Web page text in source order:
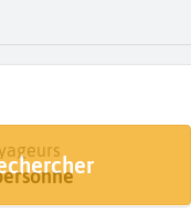
séjour